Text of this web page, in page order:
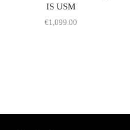
IS USM
€1,099.00